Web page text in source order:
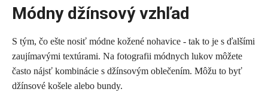
Módny džínsový vzhľad
S tým, čo ešte nosiť módne kožené nohavice - tak to je s ďalšími
zaujímavými textúrami. Na fotografii módnych lukov môžete
často nájsť kombinácie s džínsovým oblečením. Môžu to byť
džínsové košele alebo bundy.